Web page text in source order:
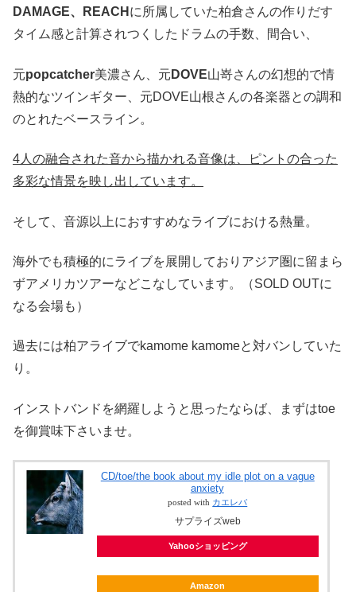
DAMAGE、 REACH に所属していた柏倉さんの作りだす
タイム感と計算されつくしたドラムの手数、間合い、
元popcatcher美濃さん、元 DOVE山嵜さんの幻想的で情
熱的なツインギター、元DOVE山根さんの各楽器との調和
のとれたベースライン。
4人の融合された音から描かれる音像は、ピントの合った
多彩な情景を映し出しています。
そして、音源以上におすすめなライブにおける熱量。
海外でも積極的にライブを展開しておりアジア圏に留まら
ずアメリカツアーなどこなしています。（SOLD OUTに
なる会場も）
過去には柏アライブでkamome kamomeと対バンしていた
り。
インストバンドを網羅しようと思ったならば、まずはtoe
を御賞味下さいませ。
CD/toe/the book about my idle plot on a vague
anxiety
posted with カエレバ
サプライズweb
Yahooショッピング
Amazon